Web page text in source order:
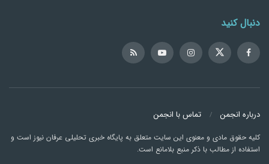
دنبال کنید
درباره انجمن تماس با انجمن
کلیه حقوق مادی و معنوی این سایت متعلق به پایگاه خبری تحلیلی عرفان نیوز است و
استفاده از مطالب با ذکر منبع بلامانع است.